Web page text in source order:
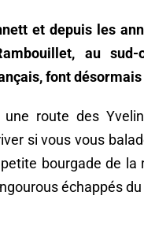
et depuis les
au
font
route des
si vous vous
bourgade de la
échappés